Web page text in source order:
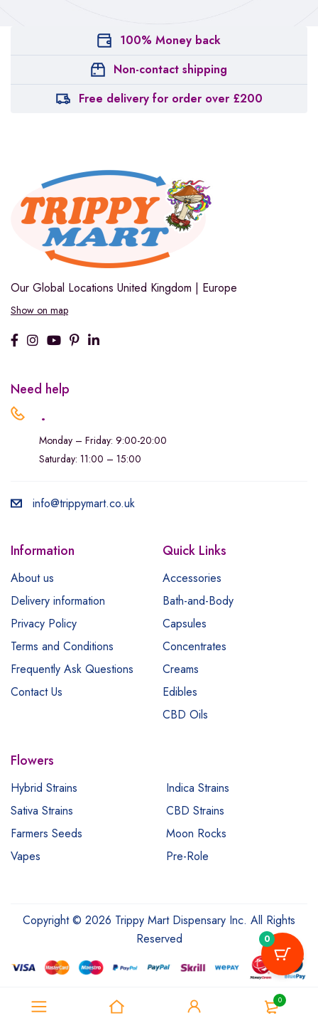
0
100% Money back
Non-contact shipping
Free delivery for order over £200
Our Global Locations United Kingdom | Europe
Show on map
Need help
.
Monday – Friday: 9:00-20:00
Saturday: 11:00 – 15:00
info@trippymart.co.uk
Information
About us
Delivery information
Privacy Policy
Terms and Conditions
Frequently Ask Questions
Contact Us
Quick Links
Accessories
Bath-and-Body
Capsules
Concentrates
Creams
Edibles
CBD Oils
Flowers
Hybrid Strains
Indica Strains
Sativa Strains
CBD Strains
Farmers Seeds
Moon Rocks
Vapes
Pre-Role
Copyright © 2026 Trippy Mart Dispensary Inc. All Rights
Reserved
0